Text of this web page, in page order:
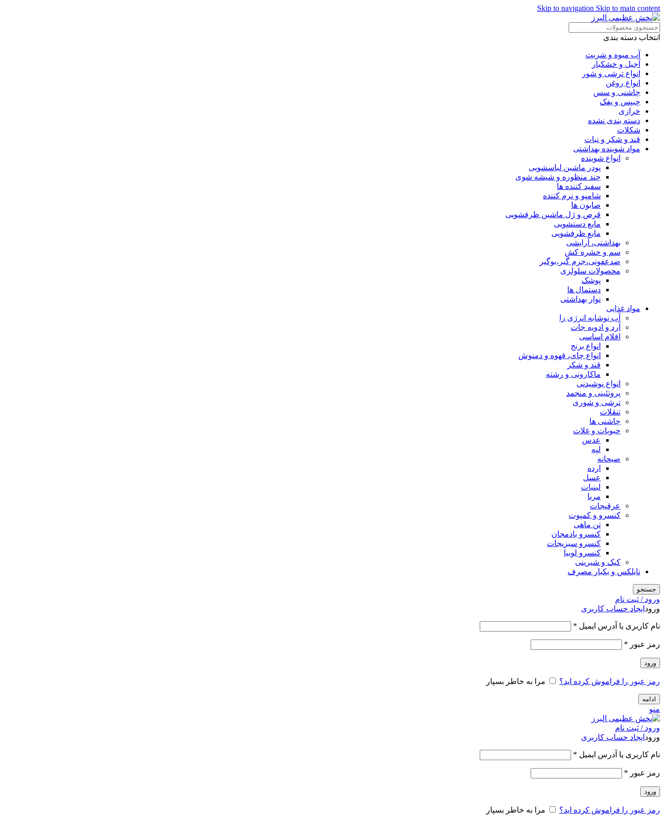
Skip to navigation Skip to main content
انتخاب دسته بندی
آب میوه و شربت
آجیل و خشکبار
انواع ترشی و شور
انواع روغن
چاشنی و سس
چیپس و پفک
خرازی
دسته بندی نشده
شکلات
قند و شکر و نبات
مواد شوینده بهداشتی
انواع شوینده
پودر ماشین لباسشویی
چند منظوره و شیشه شوی
سفید کننده ها
شامپو و نرم کننده
صابون ها
قرص و ژل ماشین ظرفشویی
مایع دستشویی
مایع ظرفشویی
بهداشتی، آرایشی
سم و حشره کش
ضدعفونی،جرم گیر،بوگیر
محصولات سلولزی
پوشک
دستمال ها
نوار بهداشتی
مواد غذایی
آب نوشابه انرژی زا
آرد و ادویه جات
اقلام اساسی
انواع برنج
انواع چای، قهوه و دمنوش
قند و شکر
ماکارونی و رشته
انواع نوشیدنی
پروتئینی و منجمد
ترشی و شوری
تنقلات
چاشنی ها
حبوبات و غلات
عدس
لپه
صبحانه
ارده
عسل
لبنیات
مربا
عرقیجات
کنسرو و کمپوت
تن ماهی
کنسرو بادمجان
کنسرو سبزیجات
کنسرو لوبیا
کیک و شیرینی
نایلکس و یکبار مصرف
جستجو
ورود / ثبت نام
ورود ایجاد حساب کاربری
نام کاربری یا آدرس ایمیل *
رمز عبور *
ورود
رمز عبور را فراموش کرده اید؟ مرا به خاطر بسپار
ادامه
منو
ورود / ثبت نام
ورود ایجاد حساب کاربری
نام کاربری یا آدرس ایمیل *
رمز عبور *
ورود
رمز عبور را فراموش کرده اید؟ مرا به خاطر بسپار